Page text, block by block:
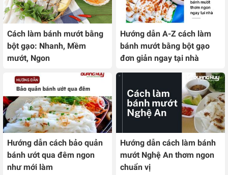
Cách làm bánh mướt bằng
bột gạo: Nhanh, Mềm
mướt, Ngon
Hướng dẫn A-Z cách làm
bánh mướt bằng bột gạo
đơn giản ngay tại nhà
Hướng dẫn cách bảo quản
bánh ướt qua đêm ngon
như mới làm
Hướng dẫn cách làm bánh
mướt Nghệ An thơm ngon
chuẩn vị